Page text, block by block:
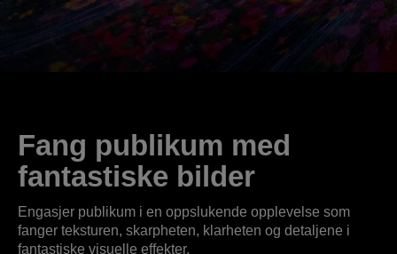
Fang publikum med
fantastiske bilder
Engasjer publikum i en oppslukende opplevelse som
fanger teksturen, skarpheten, klarheten og detaljene i
fantastiske visuelle effekter.